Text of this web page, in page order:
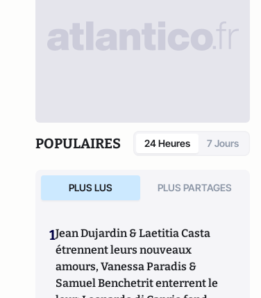
POPULAIRES 24 Heures 7 Jours
PLUS LUS PLUS PARTAGES
1Jean Dujardin & Laetitia Casta
étrennent leurs nouveaux
amours, Vanessa Paradis &
Samuel Benchetrit enterrent le